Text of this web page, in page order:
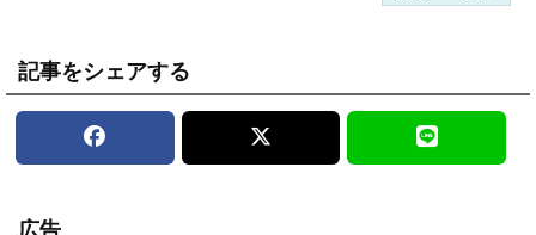
記事をシェアする
広告